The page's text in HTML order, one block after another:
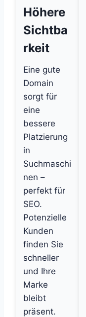
Höhere
Sichtba
rkeit
Eine gute
Domain
sorgt für
eine
bessere
Platzierung
in
Suchmaschi
nen –
perfekt für
SEO.
Potenzielle
Kunden
finden Sie
schneller
und Ihre
Marke
bleibt
präsent.